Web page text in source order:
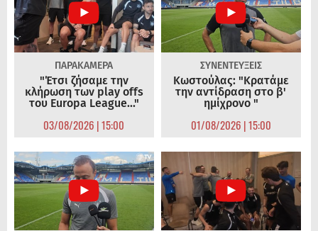
ΠΑΡΑΚΑΜΕΡΑ
"Έτσι ζήσαμε την
κλήρωση των play offs
του Europa League..."
03/08/2026 | 15:00
ΣΥΝΕΝΤΕΥΞΕΙΣ
Κωστούλας: "Κρατάμε
την αντίδραση στο β'
ημίχρονο "
01/08/2026 | 15:00